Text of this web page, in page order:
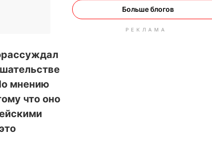
мнению
что оно
Больше блогов
РЕКЛАМА